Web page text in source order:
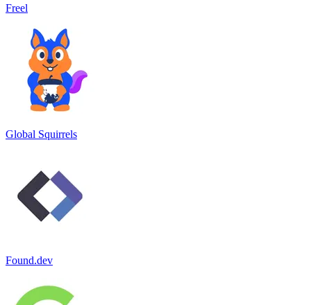
Freel
Global Squirrels
Found.dev